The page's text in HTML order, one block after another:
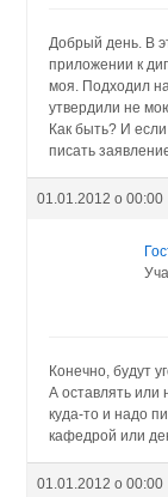
Добрый день. В
приложении к
моя. Подходил
утвердили не
Как быть? И
писать
01.01.2012 о 00:00
Конечно, будут
А оставлять
куда-то и надо
кафедрой или
01.01.2012 о 00:00